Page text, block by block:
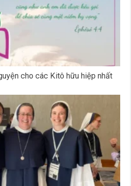
cho các Kitô hữu hiệp nhất